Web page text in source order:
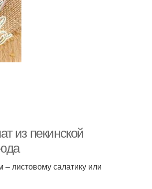
из пекинской
– листовому салатику или